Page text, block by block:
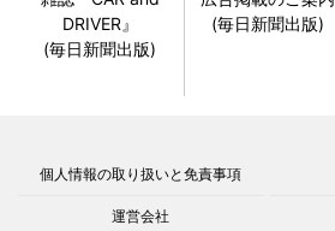
DRIVER』
(毎日新聞出版)
(毎日新聞出版)
個人情報の取り扱いと免責事項
運営会社